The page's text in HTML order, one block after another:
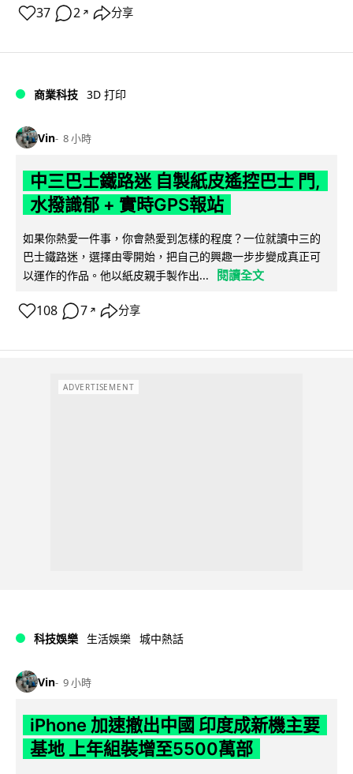
37 2 ↗ 分享
商業科技 3D 打印
Vin 8 小時
中三巴士鐵路迷 自製紙皮遙控巴士 門,
水撥識郁 + 實時GPS報站
如果你熱愛一件事，你會熱愛到怎樣的程度？一位就讀中三的
巴士鐵路迷，選擇由零開始，把自己的興趣一步步變成真正可
以運作的作品。他以紙皮親手製作出...
閱讀全文
108 7 ↗ 分享
ADVERTISEMENT
科技娛樂 生活娛樂 城中熱話
Vin 9 小時
iPhone 加速撤出中國 印度成新機主要
基地 上年組裝增至5500萬部